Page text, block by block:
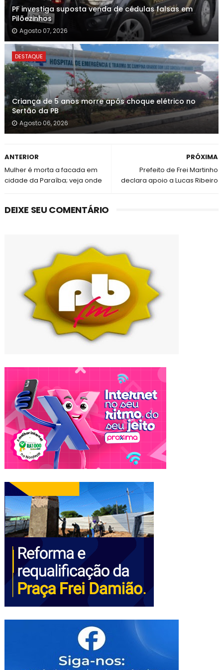
PF investiga suposta venda de cédulas falsas em
Pilõezinhos
Agosto 07, 2026
DESTAQUE
Criança de 5 anos morre após choque elétrico no
Sertão da PB
Agosto 06, 2026
PRÓXIMA
Prefeito de Frei Martinho
declara apoio a Lucas Ribeiro
ANTERIOR
Mulher é morta a facada em
cidade da Paraíba; veja onde
DEIXE SEU COMENTÁRIO